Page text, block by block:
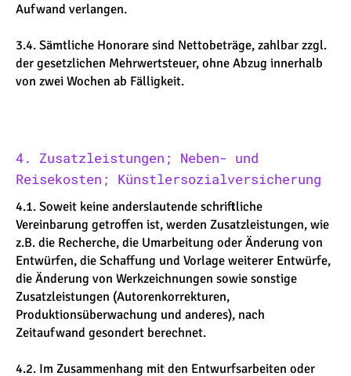
Aufwand verlangen.
3.4. Sämtliche Honorare sind Nettobeträge, zahlbar zzgl.
der gesetzlichen Mehrwertsteuer, ohne Abzug innerhalb
von zwei Wochen ab Fälligkeit.
4. Zusatzleistungen; Neben- und
Reisekosten; Künstlersozialversicherung
4.1. Soweit keine anderslautende schriftliche
Vereinbarung getroffen ist, werden Zusatzleistungen, wie
z.B. die Recherche, die Umarbeitung oder Änderung von
Entwürfen, die Schaffung und Vorlage weiterer Entwürfe,
die Änderung von Werkzeichnungen sowie sonstige
Zusatzleistungen (Autorenkorrekturen,
Produktionsüberwachung und anderes), nach
Zeitaufwand gesondert berechnet.
4.2. Im Zusammenhang mit den Entwurfsarbeiten oder